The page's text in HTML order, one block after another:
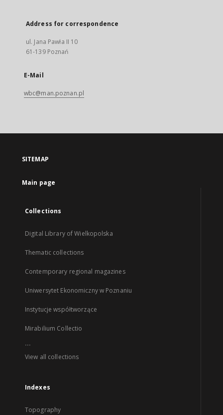
Address for correspondence
ul. Jana Pawła II 10
61-139 Poznań
E-Mail
wbc@man.poznan.pl
SITEMAP
Main page
Collections
Digital Library of Wielkopolska
Thematic collections
Contemporary regional magazines
Uniwersytet Ekonomiczny w Poznaniu
Instytucje współtworzące
Mirabilium Collectio
...
View all collections
Indexes
Topography